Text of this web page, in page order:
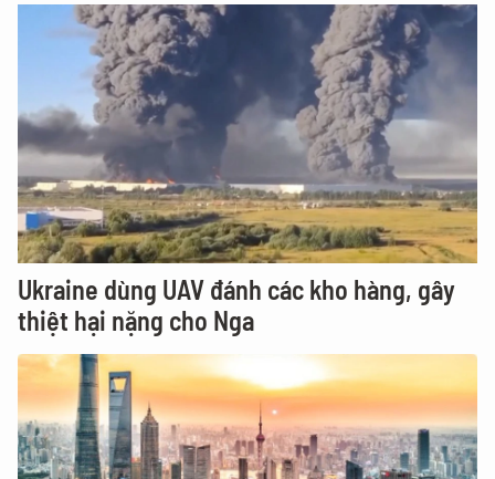
Ukraine dùng UAV đánh các kho hàng, gây
thiệt hại nặng cho Nga